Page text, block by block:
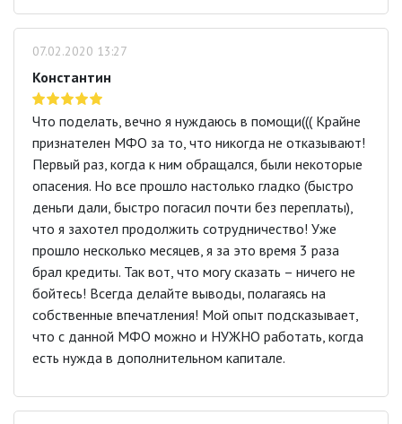
07.02.2020 13:27
Константин
Что поделать, вечно я нуждаюсь в помощи((( Крайне
признателен МФО за то, что никогда не отказывают!
Первый раз, когда к ним обращался, были некоторые
опасения. Но все прошло настолько гладко (быстро
деньги дали, быстро погасил почти без переплаты),
что я захотел продолжить сотрудничество! Уже
прошло несколько месяцев, я за это время 3 раза
брал кредиты. Так вот, что могу сказать – ничего не
бойтесь! Всегда делайте выводы, полагаясь на
собственные впечатления! Мой опыт подсказывает,
что с данной МФО можно и НУЖНО работать, когда
есть нужда в дополнительном капитале.